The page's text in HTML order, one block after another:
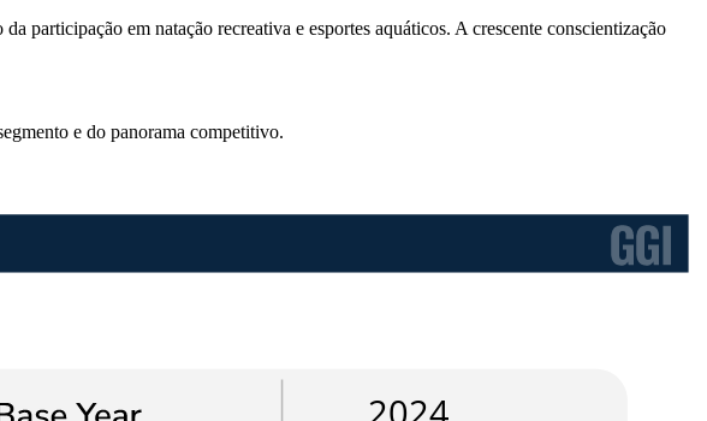
participação em natação recreativa e esportes aquáticos. A crescente conscientização
e do panorama competitivo.